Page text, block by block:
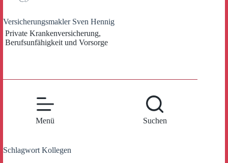
Versicherungsmakler Sven Hennig
Private Krankenversicherung,
Berufsunfähigkeit und Vorsorge
Menü Suchen
Schlagwort Kollegen